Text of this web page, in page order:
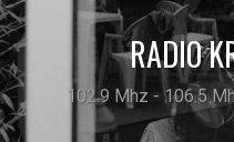
RADIO
102.9 Mhz - 106.5